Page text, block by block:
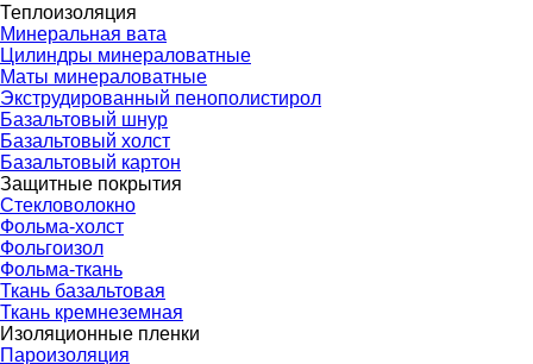
Теплоизоляция
Минеральная вата
Цилиндры минераловатные
Маты минераловатные
Экструдированный пенополистирол
Базальтовый шнур
Базальтовый холст
Базальтовый картон
Защитные покрытия
Стекловолокно
Фольма-холст
Фольгоизол
Фольма-ткань
Ткань базальтовая
Ткань кремнеземная
Изоляционные пленки
Пароизоляция